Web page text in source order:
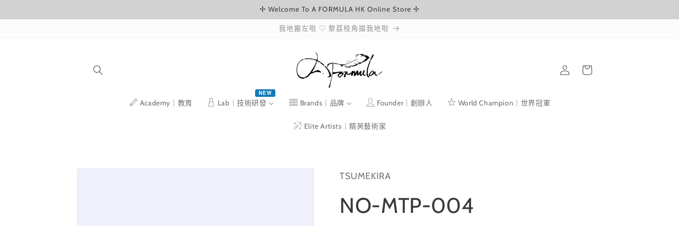
✢ Welcome To A FORMULA HK Online Store ✢
我地搬左啦 ♡ 黎荔枝角搵我地啦
Academy｜教育 Lab｜技術研發
NEW
Brands｜品牌 Founder｜創辦人 World Champion｜世界冠軍
Elite Artists｜精英藝術家
登
入
物
TSUMEKIRA
NO-MTP-004